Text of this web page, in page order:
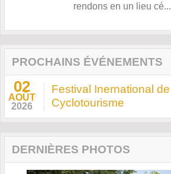
rendons en un lieu cé...
PROCHAINS ÉVÉNEMENTS
02
AOÛT
2026
Festival Inernational de
Cyclotourisme
DERNIÈRES PHOTOS